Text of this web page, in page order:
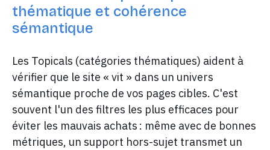
thématique et cohérence
sémantique
Les Topicals (catégories thématiques) aident à
vérifier que le site « vit » dans un univers
sémantique proche de vos pages cibles. C'est
souvent l'un des filtres les plus efficaces pour
éviter les mauvais achats : même avec de bonnes
métriques, un support hors-sujet transmet un